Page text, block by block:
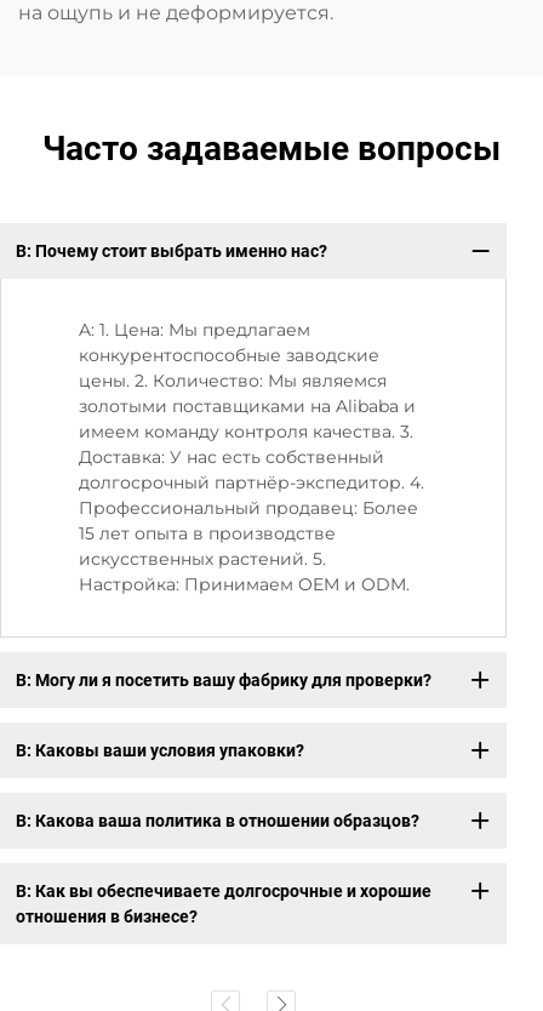
на ощупь и не деформируется.
Часто задаваемые вопросы
В: Почему стоит выбрать именно нас?
A: 1. Цена: Мы предлагаем
конкурентоспособные заводские
цены. 2. Количество: Мы являемся
золотыми поставщиками на Alibaba и
имеем команду контроля качества. 3.
Доставка: У нас есть собственный
долгосрочный партнёр-экспедитор. 4.
Профессиональный продавец: Более
15 лет опыта в производстве
искусственных растений. 5.
Настройка: Принимаем OEM и ODM.
В: Могу ли я посетить вашу фабрику для проверки?
В: Каковы ваши условия упаковки?
В: Какова ваша политика в отношении образцов?
В: Как вы обеспечиваете долгосрочные и хорошие
отношения в бизнесе?